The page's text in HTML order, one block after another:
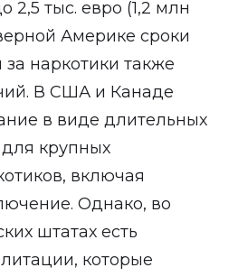
2,5 тыс. евро (1,2 млн
Америке сроки
наркотики также
В США и Канаде
в виде длительных
крупных
включая
Однако, во
штатах есть
которые